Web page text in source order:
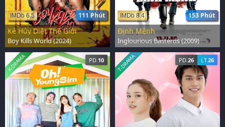
111 Phút
IMDb 6.5
Kẻ Hủy Diệt Thế Giới
Boy Kills World (2024)
153 Phút
IMDb 8.4
Định Mệnh
Inglourious Basterds (2009)
PD.10
K-DRAMA PD.26 LT.26
T-DRAMA